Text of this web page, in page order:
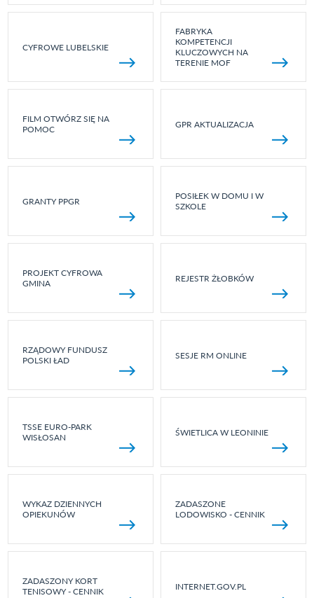
CYFROWE LUBELSKIE
FABRYKA
KOMPETENCJI
KLUCZOWYCH NA
TERENIE MOF
FILM OTWÓRZ SIĘ NA
POMOC
GPR AKTUALIZACJA
GRANTY PPGR
POSIŁEK W DOMU I W
SZKOLE
PROJEKT CYFROWA
GMINA
REJESTR ŻŁOBKÓW
RZĄDOWY FUNDUSZ
POLSKI ŁAD
SESJE RM ONLINE
TSSE EURO-PARK
WISŁOSAN
ŚWIETLICA W LEONINIE
WYKAZ DZIENNYCH
OPIEKUNÓW
ZADASZONE
LODOWISKO - CENNIK
ZADASZONY KORT
TENISOWY - CENNIK
INTERNET.GOV.PL